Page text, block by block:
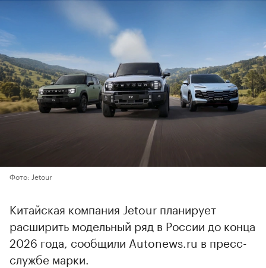
Фото: Jetour
Китайская компания Jetour планирует
расширить модельный ряд в России до конца
2026 года, сообщили Autonews.ru в пресс-
службе марки.